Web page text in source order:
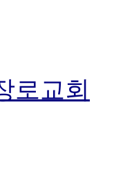
로교회